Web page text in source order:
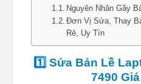
Nguyên Nhân Gãy
Đơn Vị Sửa, Thay
Rẻ, Uy Tín
1️⃣ Sửa Bản Lề
7490